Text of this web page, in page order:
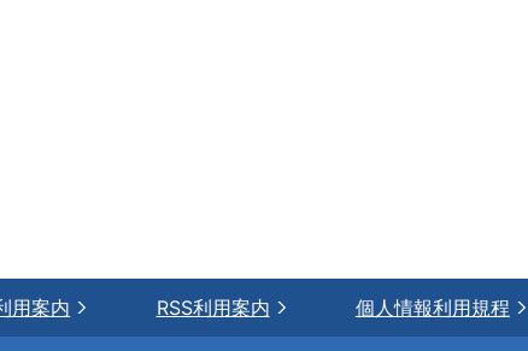
用案内 RSS利用案内 個人情報利用規程